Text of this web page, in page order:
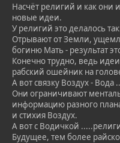
Насчёт религий и как они
новые идеи.
У религий это делалось
Отрывают от Земли,
богиню Мать - результат
Конечно трудно, ведь
рабский ошейник на
А вот связку Воздух -
Они ограничивают
информацию разного
и стихия Воздух.
А вот с Водичкой
Будущее, тем более